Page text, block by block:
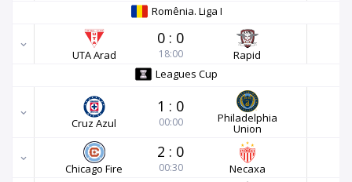
Romênia. Liga I
UTA Arad
0 : 0
18:00
Rapid
Leagues Cup
Cruz Azul
1 : 0
00:00 Philadelphia
Union
Chicago Fire
2 : 0
00:30 Necaxa